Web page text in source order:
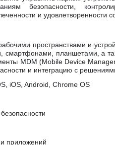
безопасности,
и удовлетворенности
пространствами и
смартфонами, планшетами, а
MDM (Mobile Device
и интеграцию с
iOS, Android, Chrome OS
и приложений